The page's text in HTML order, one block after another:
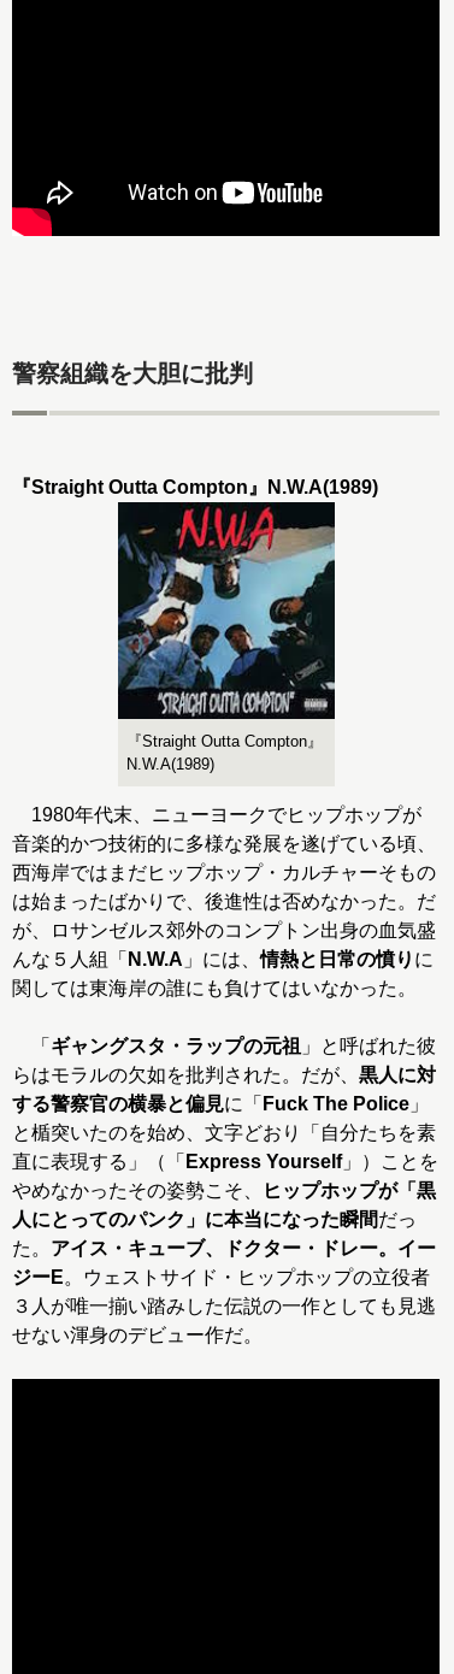
警察組織を大胆に批判
『Straight Outta Compton』N.W.A(1989)
『Straight Outta Compton』
N.W.A(1989)
1980年代末、ニューヨークでヒップホップが
音楽的かつ技術的に多様な発展を遂げている頃、
西海岸ではまだヒップホップ・カルチャーそもの
は始まったばかりで、後進性は否めなかった。だ
が、ロサンゼルス郊外のコンプトン出身の血気盛
んな５人組「 N.W.A 」には、情熱と日常の憤り に
関しては東海岸の誰にも負けてはいなかった。
「 ギャングスタ・ラップの元祖 」と呼ばれた彼
らはモラルの欠如を批判された。だが、 黒人に対
する警察官の横暴と偏見に「 Fuck The Police 」
と楯突いたのを始め、文字どおり「自分たちを素
直に表現する」（「 Express Yourself」）ことを
やめなかったその姿勢こそ、
ヒップホップが「黒
人にとってのパンク」に本当になった瞬間だっ
た。 アイス・キューブ、ドクター・ドレー。イー
ジーE。ウェストサイド・ヒップホップの立役者
３人が唯一揃い踏みした伝説の一作としても見逃
せない渾身のデビュー作だ。